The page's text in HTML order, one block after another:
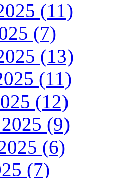
(11)
(7)
(13)
(11)
(12)
(9)
(6)
(7)